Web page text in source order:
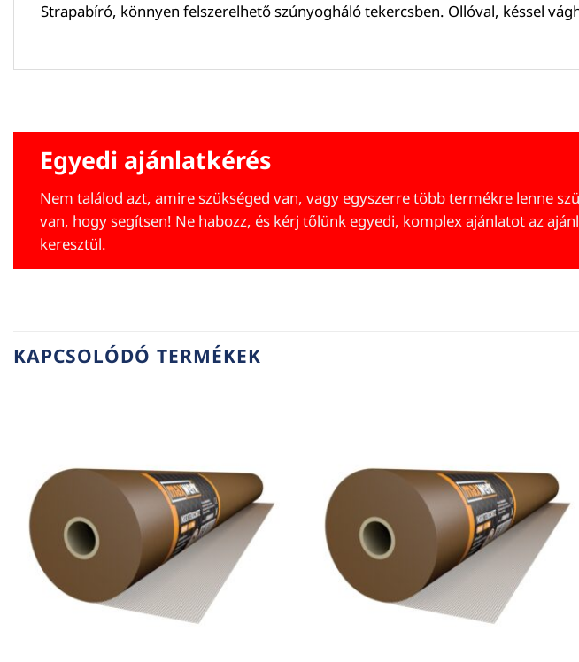
Strapabíró, könnyen felszerelhető szúnyogháló tekercsben. Ollóval, késsel
Egyedi ajánlatkérés
Nem találod azt, amire szükséged van, vagy egyszerre több termékre lenne
van, hogy segítsen! Ne habozz, és kérj tőlünk egyedi, komplex ajánlatot az
keresztül.
KAPCSOLÓDÓ TERMÉKEK